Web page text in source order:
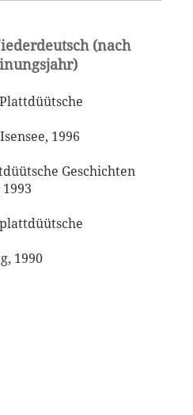
(nach
1996
Geschichten
1990